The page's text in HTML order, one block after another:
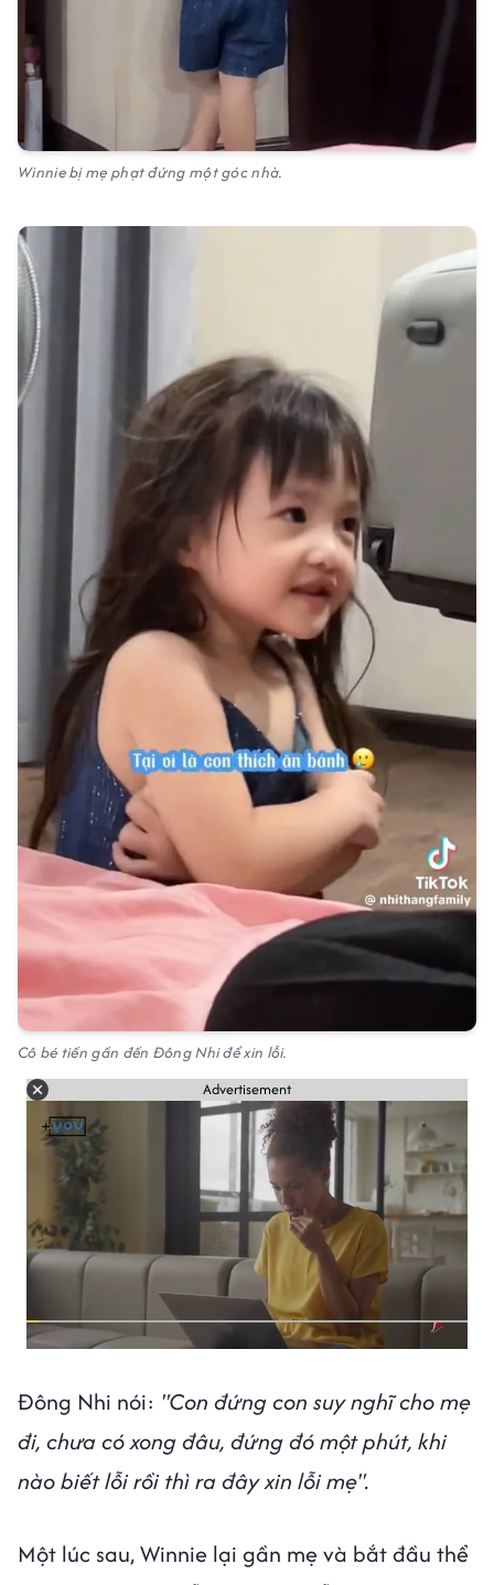
Winnie bị mẹ phạt đứng một góc nhà.
Cô bé tiến gần đến Đông Nhi để xin lỗi.
Advertisement
Đông Nhi nói: "Con đứng con suy nghĩ cho mẹ
đi, chưa có xong đâu, đứng đó một phút, khi
nào biết lỗi rồi thì ra đây xin lỗi mẹ".
Một lúc sau, Winnie lại gần mẹ và bắt đầu thể